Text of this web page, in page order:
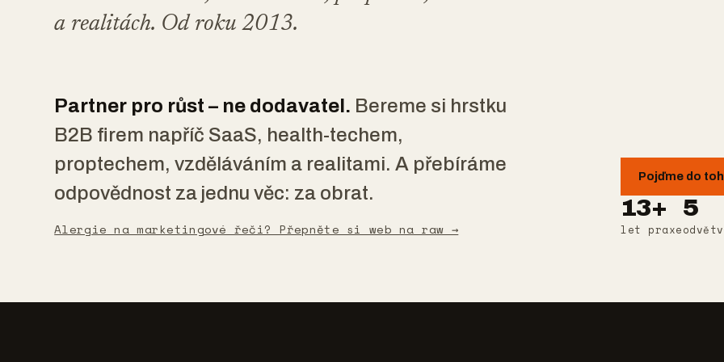
a realitách. Od roku 2013.
Partner pro růst – ne dodavatel. Bereme si hrstku
B2B firem napříč SaaS, health-techem,
proptechem, vzděláváním a realitami. A přebíráme
odpovědnost za jednu věc: za obrat.
Alergie na marketingové řeči? Přepněte si web na raw →
Pojďme do
13+
let praxe
5